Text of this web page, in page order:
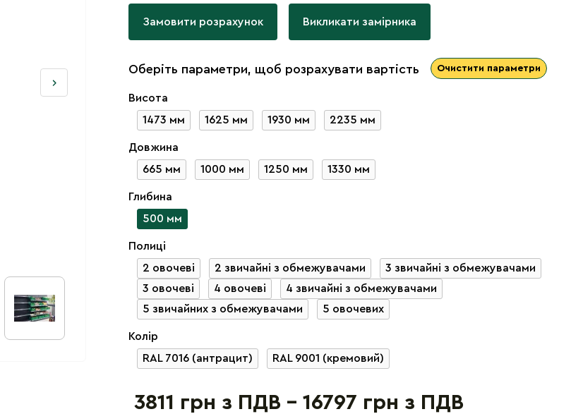
Замовити розрахунок Викликати замірника
Оберіть параметри, щоб розрахувати вартість Очистити параметри
Висота
1473 мм
1625 мм 1930 мм 2235 мм
Довжина
665 мм
1000 мм 1250 мм 1330 мм
Глибина
500 мм
Полиці
2 овочеві
2 звичайні з обмежувачами
3 звичайні з обмежувачами
3 овочеві
4 овочеві
4 звичайні з обмежувачами
5 звичайних з обмежувачами
5 овочевих
Колір
RAL 7016 (антрацит)
RAL 9001 (кремовий)
3811 грн з ПДВ - 16797 грн з ПДВ